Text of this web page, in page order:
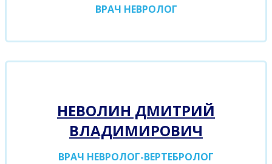
ВРАЧ НЕВРОЛОГ
НЕВОЛИН ДМИТРИЙ
ВЛАДИМИРОВИЧ
ВРАЧ НЕВРОЛОГ-ВЕРТЕБРОЛОГ